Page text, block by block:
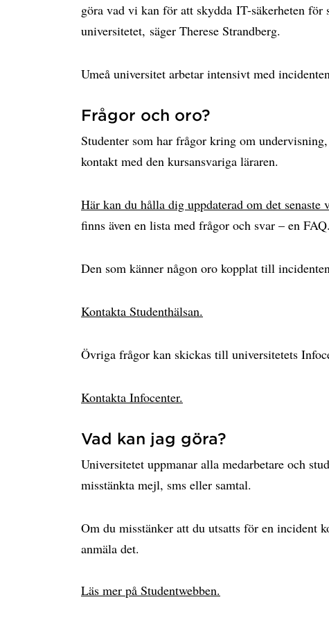
göra vad vi kan för att skydda IT-säkerheten för
universitetet, säger Therese Strandberg.
Umeå universitet arbetar intensivt med
Frågor och oro?
Studenter som har frågor kring om
kontakt med den kursansvariga läraren.
Här kan du hålla dig uppdaterad om det senaste
finns även en lista med frågor och svar – en FAQ.
Den som känner någon oro kopplat till
Kontakta Studenthälsan.
Övriga frågor kan skickas till universitetets
Kontakta Infocenter.
Vad kan jag göra?
Universitetet uppmanar alla medarbetare och
misstänkta mejl, sms eller samtal.
Om du misstänker att du utsatts för en incident
anmäla det.
Läs mer på Studentwebben.